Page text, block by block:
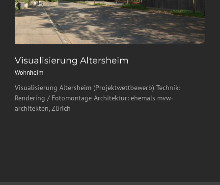
Visualisierung Altersheim
Wohnheim
Visualisierung Altersheim (Projektwettbewerb) Technik:
Rendering / Fotomontage Architektur: ehemals mvw-
architekten, Zürich